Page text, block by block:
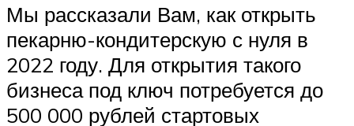
Мы рассказали Вам, как открыть
пекарню-кондитерскую с нуля в
2022 году. Для открытия такого
бизнеса под ключ потребуется до
500 000 рублей стартовых